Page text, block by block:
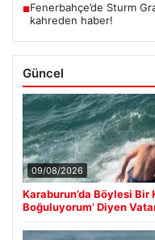
■Fenerbahçe’de Sturm
kahreden haber!
Güncel
09/08/2026
Karaburun’da Böylesi Bir
Boğuluyorum’ Diyen